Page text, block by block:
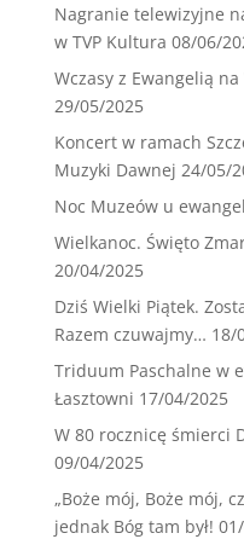
Nagranie telewizyjne
w TVP Kultura 08/06/
Wczasy z Ewangelią
29/05/2025
Koncert w ramach
Muzyki Dawnej 24/05/
Noc Muzeów u
Wielkanoc. Święto
20/04/2025
Dziś Wielki Piątek.
Razem czuwajmy… 18/
Triduum Paschalne w
Łasztowni 17/04/2025
W 80 rocznicę śmierci
09/04/2025
„Boże mój, Boże mój,
jednak Bóg tam był!